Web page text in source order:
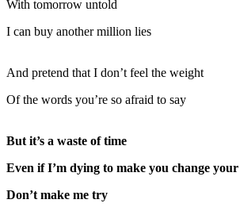
With tomorrow untold
I can buy another million lies
And pretend that I don’t feel the weight
Of the words you’re so afraid to say
But it’s a waste of time
Even if I’m dying to make you change
Don’t make me try